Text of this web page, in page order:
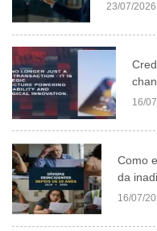
23/07/2026
16/
Como
da
16/07/